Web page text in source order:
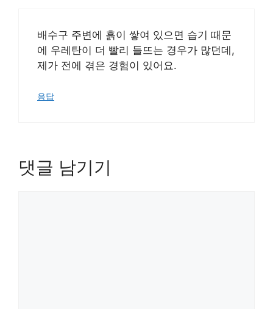
배수구 주변에 흙이 쌓여 있으면 습기 때문
에 우레탄이 더 빨리 들뜨는 경우가 많던데,
제가 전에 겪은 경험이 있어요.
응답
댓글 남기기